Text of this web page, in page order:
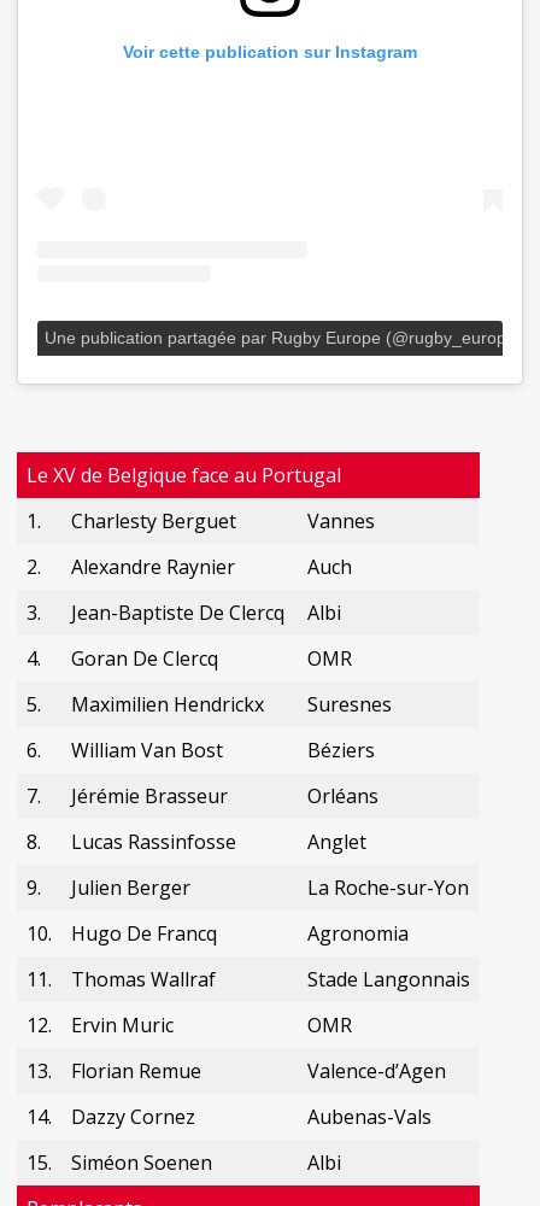
Voir cette publication sur Instagram
Une publication partagée par Rugby Europe (@rugby_europe)
Le XV de Belgique face au Portugal
1.
Charlesty Berguet
Vannes
2.
Alexandre Raynier
Auch
3.
Jean-Baptiste De Clercq
Albi
4.
Goran De Clercq
OMR
5.
Maximilien Hendrickx
Suresnes
6.
William Van Bost
Béziers
7.
Jérémie Brasseur
Orléans
8.
Lucas Rassinfosse
Anglet
9.
Julien Berger
La Roche-sur-Yon
10.
Hugo De Francq
Agronomia
11.
Thomas Wallraf
Stade Langonnais
12.
Ervin Muric
OMR
13.
Florian Remue
Valence-d’Agen
14.
Dazzy Cornez
Aubenas-Vals
15.
Siméon Soenen
Albi